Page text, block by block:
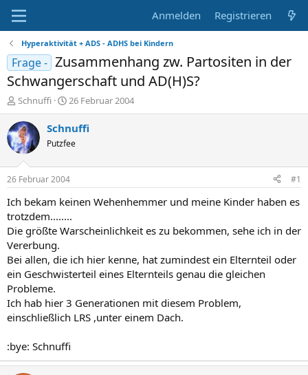
Anmelden Registrieren
Hyperaktivität + ADS - ADHS bei Kindern
Frage - Zusammenhang zw. Partositen in der
Schwangerschaft und AD(H)S?
E
r
s
t
e
e
r
Schnuffi
E
r
s
e
l
t
a
26 Februar 2004
Schnuffi
Putzfee
26 Februar 2004 #1
Ich bekam keinen Wehenhemmer und meine Kinder haben es
trotzdem........
Die größte Warscheinlichkeit es zu bekommen, sehe ich in der
Vererbung.
Bei allen, die ich hier kenne, hat zumindest ein Elternteil oder
ein Geschwisterteil eines Elternteils genau die gleichen
Probleme.
Ich hab hier 3 Generationen mit diesem Problem,
einschließlich LRS ,unter einem Dach.
:bye: Schnuffi